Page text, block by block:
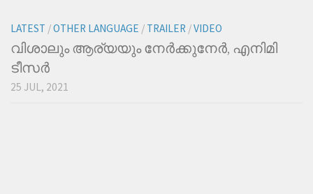
LATEST /OTHER LANGUAGE / TRAILER /VIDEO
വിശാലും ആര്യയും നേര്‍ക്കുനേര്‍, എനിമി
ടീസര്‍
25 JUL, 2021